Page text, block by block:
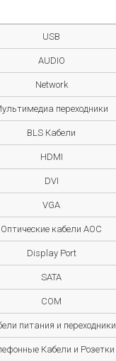
USB
AUDIO
Network
переходники
BLS Кабели
HDMI
DVI
VGA
Оптические кабели AOC
Display Port
SATA
COM
питания и переходники
Кабели и Розетки